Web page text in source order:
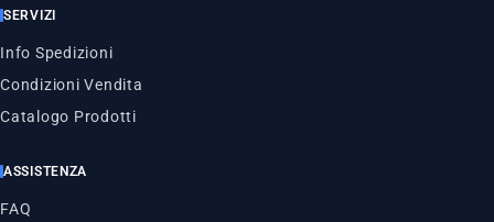
SERVIZI
Info Spedizioni
Condizioni Vendita
Catalogo Prodotti
ASSISTENZA
FAQ